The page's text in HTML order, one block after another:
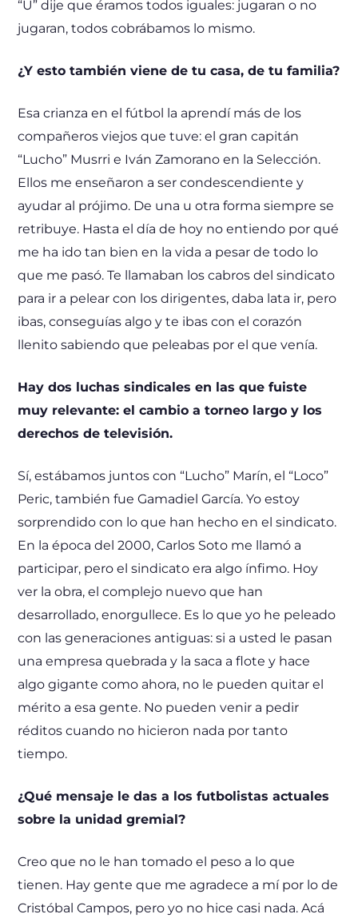
“U” dije que éramos todos iguales: jugaran o no
jugaran, todos cobrábamos lo mismo.
¿Y esto también viene de tu casa, de tu familia?
Esa crianza en el fútbol la aprendí más de los
compañeros viejos que tuve: el gran capitán
“Lucho” Musrri e Iván Zamorano en la Selección.
Ellos me enseñaron a ser condescendiente y
ayudar al prójimo. De una u otra forma siempre se
retribuye. Hasta el día de hoy no entiendo por qué
me ha ido tan bien en la vida a pesar de todo lo
que me pasó. Te llamaban los cabros del sindicato
para ir a pelear con los dirigentes, daba lata ir, pero
ibas, conseguías algo y te ibas con el corazón
llenito sabiendo que peleabas por el que venía.
Hay dos luchas sindicales en las que fuiste
muy relevante: el cambio a torneo largo y los
derechos de televisión.
Sí, estábamos juntos con “Lucho” Marín, el “Loco”
Peric, también fue Gamadiel García. Yo estoy
sorprendido con lo que han hecho en el sindicato.
En la época del 2000, Carlos Soto me llamó a
participar, pero el sindicato era algo ínfimo. Hoy
ver la obra, el complejo nuevo que han
desarrollado, enorgullece. Es lo que yo he peleado
con las generaciones antiguas: si a usted le pasan
una empresa quebrada y la saca a flote y hace
algo gigante como ahora, no le pueden quitar el
mérito a esa gente. No pueden venir a pedir
réditos cuando no hicieron nada por tanto
tiempo.
¿Qué mensaje le das a los futbolistas actuales
sobre la unidad gremial?
Creo que no le han tomado el peso a lo que
tienen. Hay gente que me agradece a mí por lo de
Cristóbal Campos, pero yo no hice casi nada. Acá